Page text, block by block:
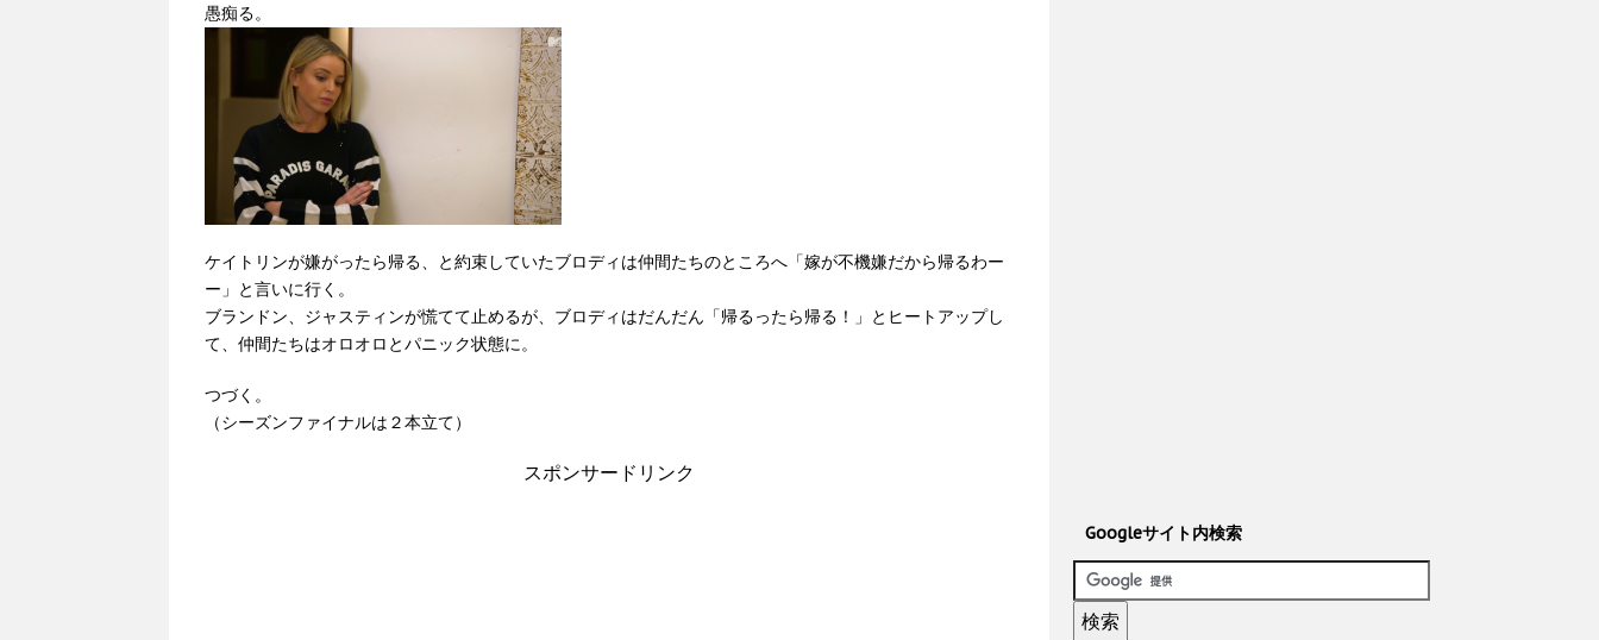
愚痴る。
ケイトリンが嫌がったら帰る、と約束していたブロディは仲間たちのところへ「嫁が不機嫌だから帰るわー
ー」と言いに行く。
ブランドン、ジャスティンが慌てて止めるが、ブロディはだんだん「帰るったら帰る！」とヒートアップし
て、仲間たちはオロオロとパニック状態に。
つづく。
（シーズンファイナルは２本立て）
スポンサードリンク
Googleサイト内検索